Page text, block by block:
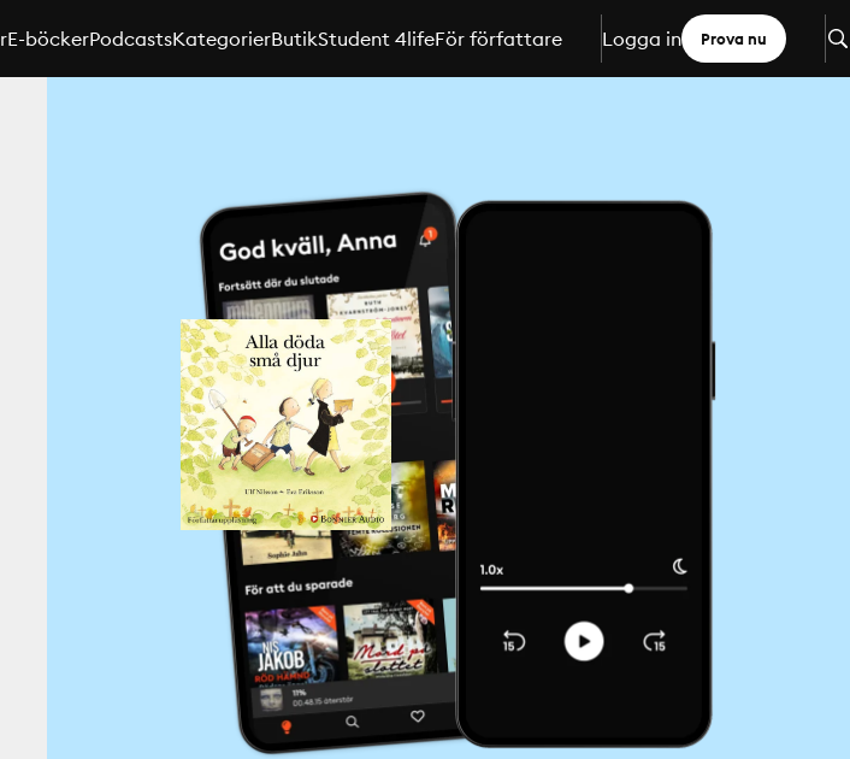
E-böckerPodcastsKategorierButikStudent 4lifeFör författare Logga in Prova nu